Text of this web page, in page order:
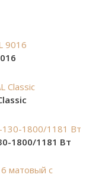
1800/1181 Вт